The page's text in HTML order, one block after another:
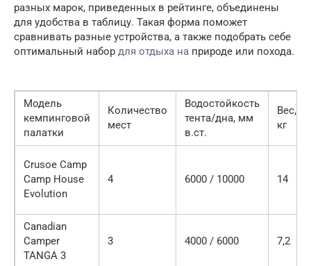
разных марок, приведенных в рейтинге, объединены
для удобства в таблицу. Такая форма поможет
сравнивать разные устройства, а также подобрать себе
оптимальный набор для отдыха на природе или похода.
Модель
кемпинговой
палатки
Количество
мест
Водостойкость
тента/дна, мм
в.ст.
Вес,
кг
Crusoe Camp
Camp House
Evolution
4 6000 / 10000 14
Canadian
Camper
TANGA 3
3 4000 / 6000 7,2